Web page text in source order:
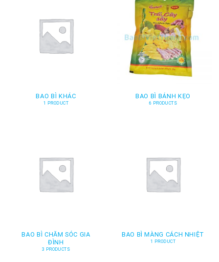
BAO BÌ KHÁC
1 PRODUCT
BAO BÌ BÁNH KẸO
6 PRODUCTS
BAO BÌ CHĂM SÓC GIA
ĐÌNH
3 PRODUCTS
BAO BÌ MÀNG CÁCH NHIỆT
1 PRODUCT